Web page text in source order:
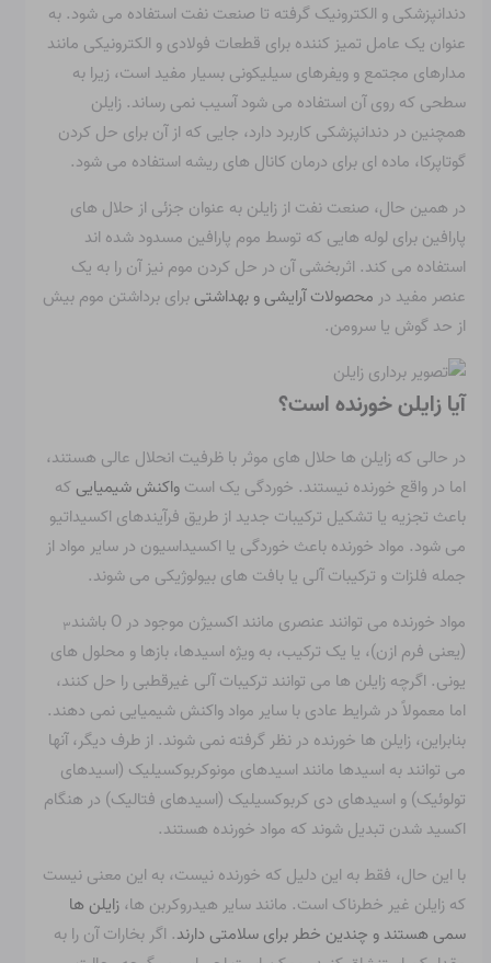
دندانپزشکی و الکترونیک گرفته تا صنعت نفت استفاده می شود. به
عنوان یک عامل تمیز کننده برای قطعات فولادی و الکترونیکی مانند
مدارهای مجتمع و ویفرهای سیلیکونی بسیار مفید است، زیرا به
سطحی که روی آن استفاده می شود آسیب نمی رساند. زایلن
همچنین در دندانپزشکی کاربرد دارد، جایی که از آن برای حل کردن
گوتاپرکا، ماده ای برای درمان کانال های ریشه استفاده می شود.
در همین حال، صنعت نفت از زایلن به عنوان جزئی از حلال های
پارافین برای لوله هایی که توسط موم پارافین مسدود شده اند
استفاده می کند. اثربخشی آن در حل کردن موم نیز آن را به یک
عنصر مفید در محصولات آرایشی و بهداشتی برای برداشتن موم بیش
از حد گوش یا سرومن.
آیا زایلن خورنده است؟
در حالی که زایلن ها حلال های موثر با ظرفیت انحلال عالی هستند،
اما در واقع خورنده نیستند. خوردگی یک استواکنش شیمیایی که
باعث تجزیه یا تشکیل ترکیبات جدید از طریق فرآیندهای اکسیداتیو
می شود. مواد خورنده باعث خوردگی یا اکسیداسیون در سایر مواد از
جمله فلزات و ترکیبات آلی یا بافت های بیولوژیکی می شوند.
مواد خورنده می توانند عنصری مانند اکسیژن موجود در O باشند
۳
(یعنی فرم ازن)، یا یک ترکیب، به ویژه اسیدها، بازها و محلول های
یونی. اگرچه زایلن ها می توانند ترکیبات آلی غیرقطبی را حل کنند،
اما معمولاً در شرایط عادی با سایر مواد واکنش شیمیایی نمی دهند.
بنابراین، زایلن ها خورنده در نظر گرفته نمی شوند. از طرف دیگر، آنها
می توانند به اسیدها مانند اسیدهای مونوکربوکسیلیک (اسیدهای
تولوئیک) و اسیدهای دی کربوکسیلیک (اسیدهای فتالیک) در هنگام
اکسید شدن تبدیل شوند که مواد خورنده هستند.
با این حال، فقط به این دلیل که خورنده نیست، به این معنی نیست
که زایلن غیر خطرناک است. مانند سایر هیدروکربن ها،زایلن ها
سمی هستند و چندین خطر برای سلامتی دارند. اگر بخارات آن را به